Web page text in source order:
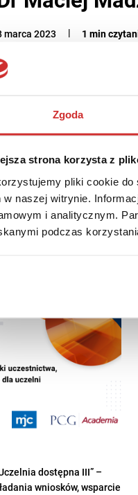
Zgoda
strona korzysta z
pliki cookie do
w naszej witrynie.
i analitycznym.
podczas
marca 2023 1 min
z ponad
akademicki, mentor
dyplomowych i
Wspiera również
Cię także:
dostępna III” –
wniosków, wsparcie